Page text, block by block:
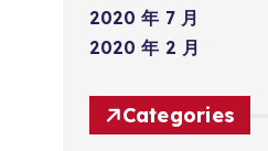
2020 年 7 月
2020 年 2 月
Categories